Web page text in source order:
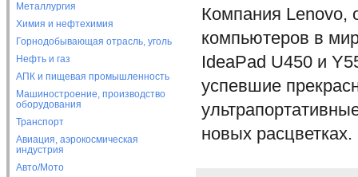
Металлургия
Химия и нефтехимия
Горнодобывающая отрасль, уголь
Нефть и газ
АПК и пищевая промышленность
Машиностроение, производство
оборудования
Транспорт
Авиация, аэрокосмическая
индустрия
Авто/Мото
Компания Lenovo,
компьютеров в
IdeaPad U450 и
успевшие
новых расцветках.